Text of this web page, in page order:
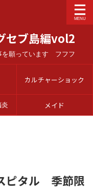
セブ島編vol2
を願っています フフフ
カルチャーショック
メイド
ピタル 季節限